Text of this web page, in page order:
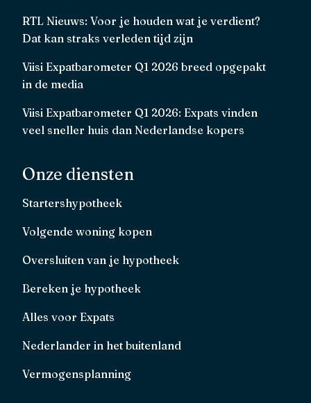
RTL Nieuws: Voor je houden wat je verdient?
Dat kan straks verleden tijd zijn
Viisi Expatbarometer Q1 2026 breed opgepakt
in de media
Viisi Expatbarometer Q1 2026: Expats vinden
veel sneller huis dan Nederlandse kopers
Onze diensten
Startershypotheek
Volgende woning kopen
Oversluiten van je hypotheek
Bereken je hypotheek
Alles voor Expats
Nederlander in het buitenland
Vermogensplanning